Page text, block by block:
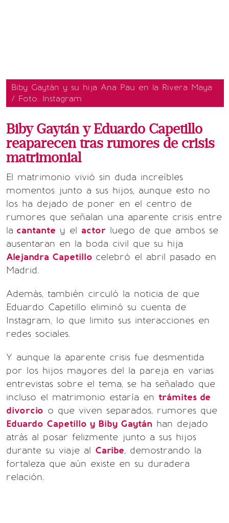
Biby Gaytán y su hija Ana Pau en la Rivera Maya
/ Foto: Instagram
Biby Gaytán y Eduardo Capetillo
reaparecen tras rumores de crisis
matrimonial
El matrimonio vivió sin duda increíbles
momentos junto a sus hijos, aunque esto no
los ha dejado de poner en el centro de
rumores que señalan una aparente crisis entre
la cantante y el actor luego de que ambos se
ausentaran en la boda civil que su hija
Alejandra Capetillo celebró el abril pasado en
Madrid.
Además, también circuló la noticia de que
Eduardo Capetillo eliminó su cuenta de
Instagram, lo que limito sus interacciones en
redes sociales.
Y aunque la aparente crisis fue desmentida
por los hijos mayores del la pareja en varias
entrevistas sobre el tema, se ha señalado que
incluso el matrimonio estaría en trámites de
divorcio o que viven separados, rumores que
Eduardo Capetillo y Biby Gaytán han dejado
atrás al posar felizmente junto a sus hijos
durante su viaje al Caribe, demostrando la
fortaleza que aún existe en su duradera
relación.